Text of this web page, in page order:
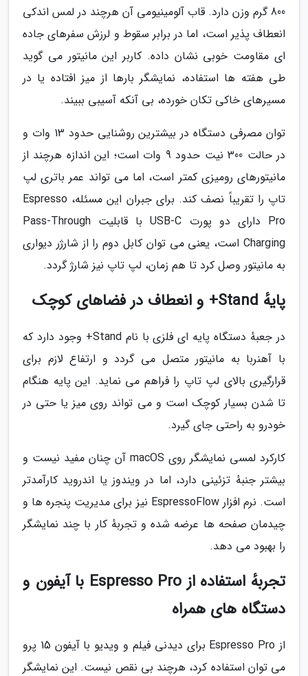
800 گرم وزن دارد. قاب آلومینیومی آن هرچند در لمس اندکی
انعطاف پذیر است، اما در برابر سقوط و لرزش سفرهای جاده
ای مقاومت خوبی نشان داده. کاربر این مانیتور می گوید
طی هفته ها استفاده، نمایشگر بارها از میز افتاده یا در
مسیرهای خاکی تکان خورده، بی آنکه آسیبی ببیند.
توان مصرفی دستگاه در بیشترین روشنایی حدود 13 وات و
در حالت 300 نیت حدود 9 وات است؛ این اندازه هرچند از
مانیتورهای رومیزی کمتر است، اما می تواند عمر باتری لپ
تاپ را تقریباً نصف کند. برای جبران این مسئله، Espresso
Pro دارای دو پورت USB-C با قابلیت Pass-Through
Charging است، یعنی می توان کابل دوم را از شارژر دیواری
به مانیتور وصل کرد تا هم زمان، لپ تاپ نیز شارژ گردد.
پایهٔ Stand+ و انعطاف در فضاهای کوچک
در جعبهٔ دستگاه پایه ای فلزی با نام Stand+ وجود دارد که
با آهنربا به مانیتور متصل می گردد و ارتفاع لازم برای
قرارگیری بالای لپ تاپ را فراهم می نماید. این پایه هنگام
تا شدن بسیار کوچک است و می تواند روی میز یا حتی در
خودرو به راحتی جای گیرد.
کارکرد لمسی نمایشگر روی macOS آن چنان مفید نیست و
بیشتر جنبهٔ تزئینی دارد، اما در ویندوز یا اندروید کارآمدتر
است. نرم افزار EspressoFlow نیز برای مدیریت پنجره ها و
چیدمان صفحه ها عرضه شده و تجربهٔ کار با چند نمایشگر
را بهبود می دهد.
تجربهٔ استفاده از Espresso Pro با آیفون و
دستگاه های همراه
از Espresso Pro برای دیدنی فیلم و ویدیو با آیفون 15 پرو
می توان استفاده کرد، هرچند بی نقص نیست. این نمایشگر